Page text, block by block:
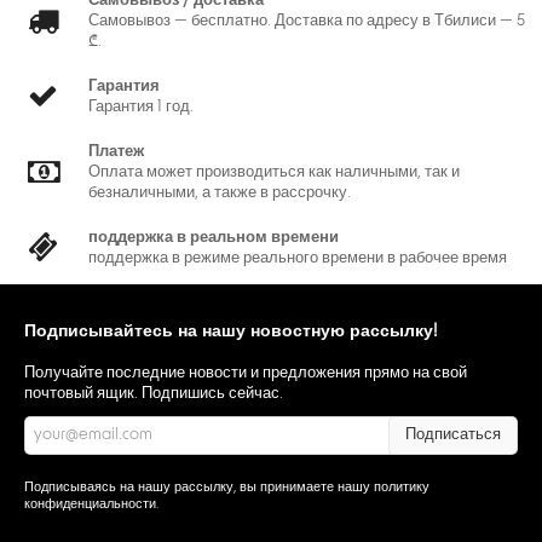
Самовывоз — бесплатно. Доставка по адресу в Тбилиси — 5
₾.
Гарантия
Гарантия 1 год.
Платеж
Оплата может производиться как наличными, так и
безналичными, а также в рассрочку.
поддержка в реальном времени
поддержка в режиме реального времени в рабочее время
Подписывайтесь на нашу новостную рассылку!
Получайте последние новости и предложения прямо на свой
почтовый ящик. Подпишись сейчас.
Подписаться
Подписываясь на нашу рассылку, вы принимаете нашу политику
конфиденциальности